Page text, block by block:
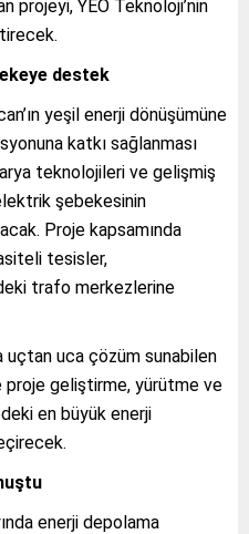
projeyi, YEO Teknoloji’nin
destek
yeşil enerji dönüşümüne
katkı sağlanması
teknolojileri ve gelişmiş
şebekesinin
Proje kapsamında
tesisler,
trafo merkezlerine
uçtan uca çözüm sunabilen
geliştirme, yürütme ve
en büyük enerji
enerji depolama